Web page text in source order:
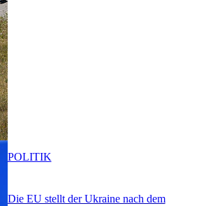
Die EU stellt der Ukraine nach dem
POLITIK